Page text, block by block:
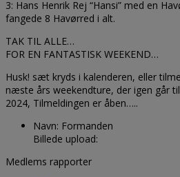
3: Hans Henrik Rej “Hansi” med en
fangede 8 Havørred i alt.
TAK TIL ALLE…
FOR EN FANTASTISK WEEKEND…
Husk! sæt kryds i kalenderen, eller
næste års weekendture, der igen går
2024, Tilmeldingen er åben…..
Navn: Formanden
Billede upload:
Medlems rapporter